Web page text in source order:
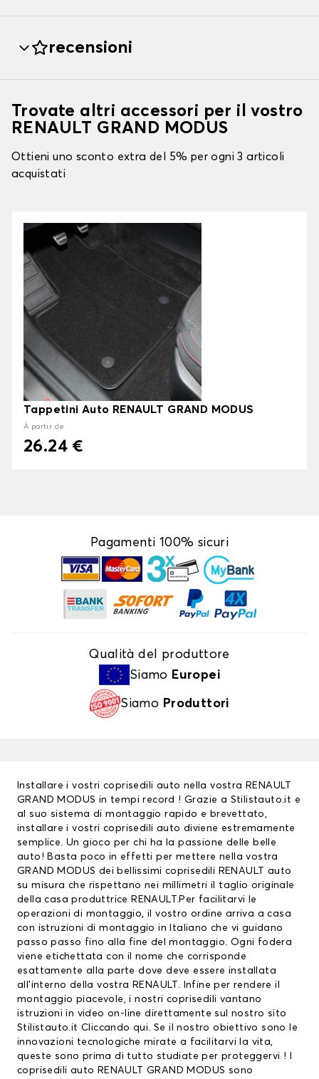
recensioni
Trovate altri accessori per il vostro
RENAULT GRAND MODUS
Ottieni uno sconto extra del 5% per ogni 3 articoli
acquistati
Tappetini Auto RENAULT GRAND MODUS
À partir de
26.24 €
Pagamenti 100% sicuri
Qualità del produttore
Siamo Europei
Siamo Produttori
Installare i vostri coprisedili auto nella vostra RENAULT
GRAND MODUS in tempi record ! Grazie a Stilistauto.it e
al suo sistema di montaggio rapido e brevettato,
installare i vostricoprisedili auto diviene estremamente
semplice. Un gioco per chi ha la passione delle belle
auto! Basta poco in effetti per mettere nella vostra
GRAND MODUS dei bellissimi coprisedili RENAULT
auto
su misura che rispettano nei millimetri il taglio originale
della casa produttrice RENAULT.Per facilitarvi le
operazioni di montaggio, il vostro ordine arriva a casa
con istruzioni di montaggio in Italiano che vi guidano
passo passo fino alla fine del montaggio. Ogni fodera
viene etichettata con il nome che corrisponde
esattamente alla parte dove deve essere installata
all’interno della vostra RENAULT. Infine per rendere il
montaggio piacevole, i nostri coprisedili vantano
istruzioni in video on-line direttamente sul nostro sito
Stilistauto.itCliccando qui. Se il nostro obiettivo sono le
innovazioni tecnologiche mirate a facilitarvi la vita,
queste sono prima di tutto studiate per proteggervi ! I
coprisedili auto RENAULT GRAND MODUS sono